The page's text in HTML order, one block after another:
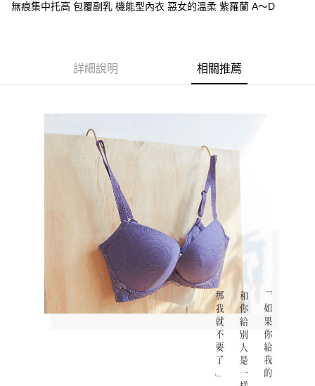
付款後7-11取貨
每筆NT$90，滿NT$1,300(含以上)免運費
香港直送- 順豐海外
澳門直送- 順豐海外
無痕集中托高 包覆副乳 機能型內衣 惡女的溫柔 紫羅蘭 A～D
詳細說明 相關推薦